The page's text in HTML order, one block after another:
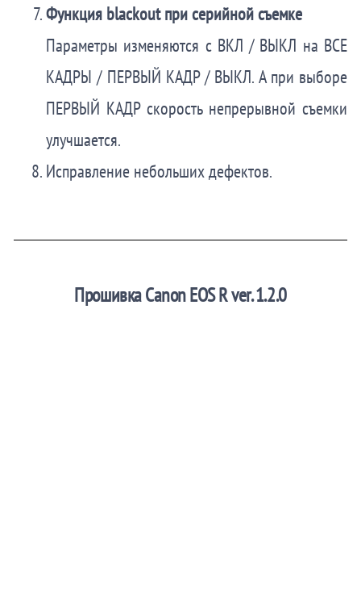
Функция blackout при серийной съемке
Параметры изменяются с ВКЛ / ВЫКЛ на ВСЕ
КАДРЫ / ПЕРВЫЙ КАДР / ВЫКЛ. А при выборе
ПЕРВЫЙ КАДР скорость непрерывной съемки
улучшается.
Исправление небольших дефектов.
Прошивка Canon EOS R ver. 1.2.0